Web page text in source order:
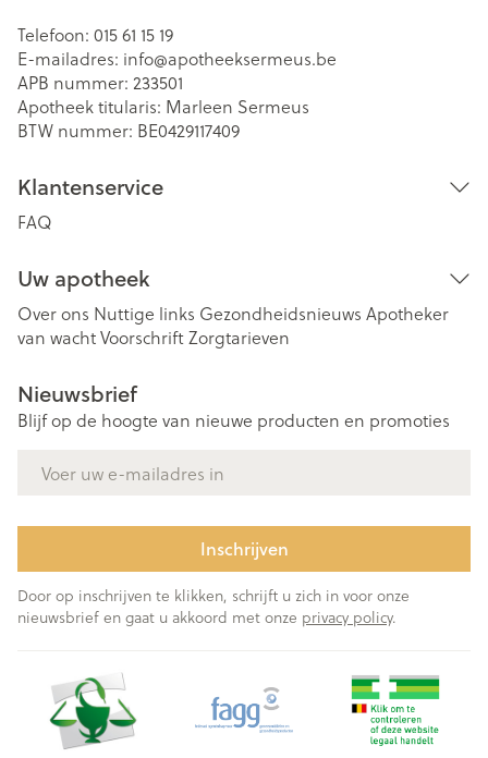
Telefoon: 015 61 15 19
E-mailadres: info@apotheeksermeus.be
APB nummer: 233501
Apotheek titularis: Marleen Sermeus
BTW nummer: BE0429117409
Klantenservice
FAQ
Uw apotheek
Over ons Nuttige links Gezondheidsnieuws Apotheker
van wachtVoorschriftZorgtarieven
Nieuwsbrief
Blijf op de hoogte van nieuwe producten en promoties
Inschrijven
Door op inschrijven te klikken, schrijft u zich in voor onze
nieuwsbrief en gaat u akkoord met onze privacy policy.